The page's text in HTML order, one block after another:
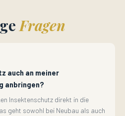
Fragen
auch an meiner
anbringen?
Insektenschutz direkt in die
geht sowohl bei Neubau als auch